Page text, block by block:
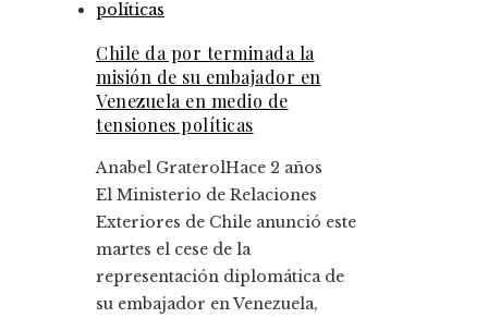
Chile da por terminada la
misión de su embajador en
Venezuela en medio de
tensiones políticas
Anabel GraterolHace 2 años
El Ministerio de Relaciones
Exteriores de Chile anunció este
martes el cese de la
representación diplomática de
su embajador en Venezuela,